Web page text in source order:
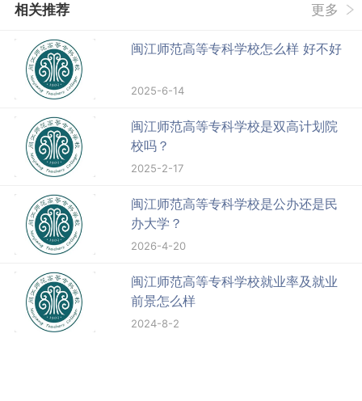
相关推荐 更多
闽江师范高等专科学校怎么样 好不好
2025-6-14
闽江师范高等专科学校是双高计划院
校吗？
2025-2-17
闽江师范高等专科学校是公办还是民
办大学？
2026-4-20
闽江师范高等专科学校就业率及就业
前景怎么样
2024-8-2